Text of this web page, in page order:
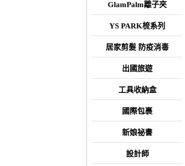
GlamPalm離子夾
YS PARK梳系列
居家剪髮 防疫消毒
出國旅遊
工具收納盒
國際包裹
新娘祕書
設計師